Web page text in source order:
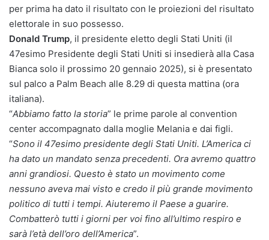
per prima ha dato il risultato con le proiezioni del risultato
elettorale in suo possesso.
Donald Trump, il presidente eletto degli Stati Uniti (il
47esimo Presidente degli Stati Uniti si insedierà alla Casa
Bianca solo il prossimo 20 gennaio 2025), si è presentato
sul palco a Palm Beach alle 8.29 di questa mattina (ora
italiana).
“Abbiamo fatto la storia” le prime parole al convention
center accompagnato dalla moglie Melania e dai figli.
“Sono il 47esimo presidente degli Stati Uniti. L’America ci
ha dato un mandato senza precedenti. Ora avremo quattro
anni grandiosi. Questo è stato un movimento come
nessuno aveva mai visto e credo il più grande movimento
politico di tutti i tempi. Aiuteremo il Paese a guarire.
Combatterò tutti i giorni per voi fino all’ultimo respiro e
sarà l’età dell’oro dell’America”.